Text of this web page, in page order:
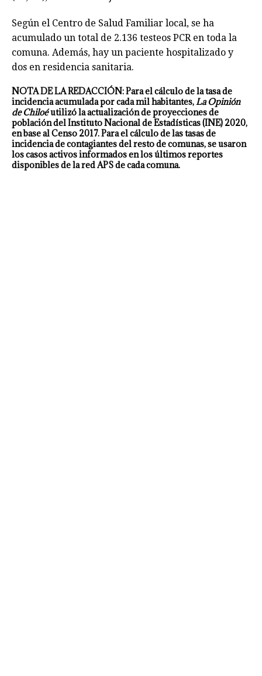
Según el Centro de Salud Familiar local, se ha
acumulado un total de 2.136 testeos PCR en toda la
comuna. Además, hay un paciente hospitalizado y
dos en residencia sanitaria.
NOTA DE LA REDACCIÓN: Para el cálculo de la tasa de
incidencia acumulada por cada mil habitantes,La Opinión
de Chiloéutilizó la actualización de proyecciones de
población del Instituto Nacional de Estadísticas (INE) 2020,
en base al Censo 2017. Para el cálculo de las tasas de
incidencia de contagiantes del resto de comunas, se usaron
los casos activos informados en los últimos reportes
disponibles de la red APS de cada comuna.